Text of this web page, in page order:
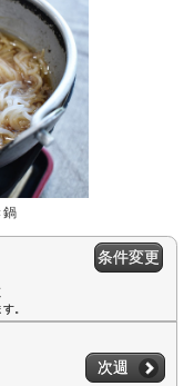
鍋
条件変更
。
次週